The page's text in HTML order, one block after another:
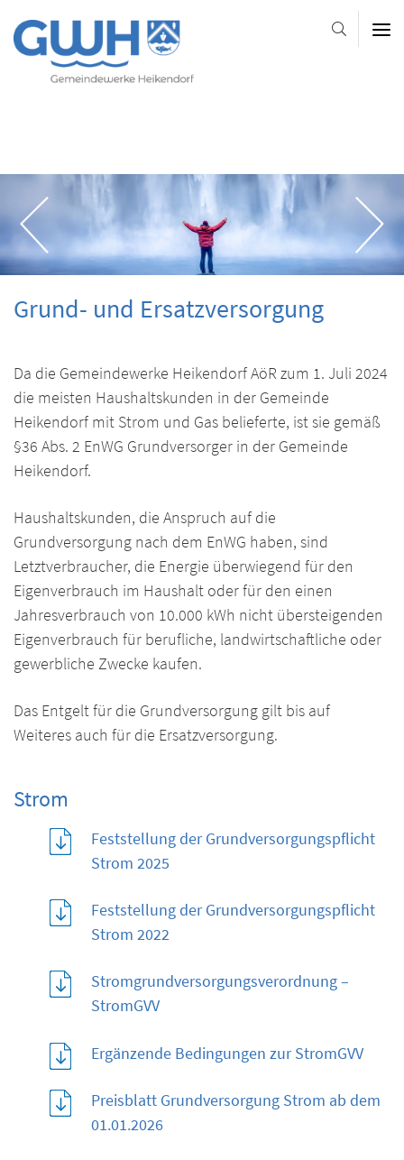
Kopfbereich
Grund- und Ersatzversorgung
Da die Gemeindewerke Heikendorf AöR zum 1. Juli 2024
die meisten Haushaltskunden in der Gemeinde
Heikendorf mit Strom und Gas belieferte, ist sie gemäß
§36 Abs. 2 EnWG Grundversorger in der Gemeinde
Heikendorf.
Haushaltskunden, die Anspruch auf die
Grundversorgung nach dem EnWG haben, sind
Letztverbraucher, die Energie überwiegend für den
Eigenverbrauch im Haushalt oder für den einen
Jahresverbrauch von 10.000 kWh nicht übersteigenden
Eigenverbrauch für berufliche, landwirtschaftliche oder
gewerbliche Zwecke kaufen.
Das Entgelt für die Grundversorgung gilt bis auf
Weiteres auch für die Ersatzversorgung.
Strom
Feststellung der Grundversorgungspflicht
Strom 2025
Feststellung der Grundversorgungspflicht
Strom 2022
Stromgrundversorgungsverordnung –
StromGVV
Ergänzende Bedingungen zur StromGVV
Preisblatt Grundversorgung Strom ab dem
01.01.2026